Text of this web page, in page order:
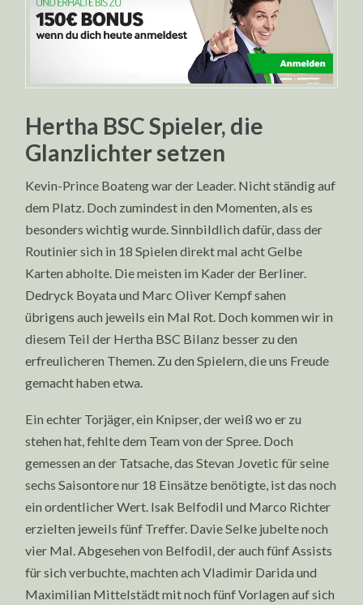
Hertha BSC Spieler, die
Glanzlichter setzen
Kevin-Prince Boateng war der Leader. Nicht ständig auf
dem Platz. Doch zumindest in den Momenten, als es
besonders wichtig wurde. Sinnbildlich dafür, dass der
Routinier sich in 18 Spielen direkt mal acht Gelbe
Karten abholte. Die meisten im Kader der Berliner.
Dedryck Boyata und Marc Oliver Kempf sahen
übrigens auch jeweils ein Mal Rot. Doch kommen wir in
diesem Teil der Hertha BSC Bilanz besser zu den
erfreulicheren Themen. Zu den Spielern, die uns Freude
gemacht haben etwa.
Ein echter Torjäger, ein Knipser, der weiß wo er zu
stehen hat, fehlte dem Team von der Spree. Doch
gemessen an der Tatsache, das Stevan Jovetic für seine
sechs Saisontore nur 18 Einsätze benötigte, ist das noch
ein ordentlicher Wert. Isak Belfodil und Marco Richter
erzielten jeweils fünf Treffer. Davie Selke jubelte noch
vier Mal. Abgesehen von Belfodil, der auch fünf Assists
für sich verbuchte, machten ach Vladimir Darida und
Maximilian Mittelstädt mit noch fünf Vorlagen auf sich